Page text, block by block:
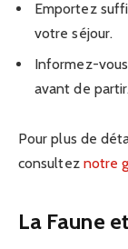
Emportez
votre séjour.
Informez-
avant de
Pour plus de
consultez notre
La Faune